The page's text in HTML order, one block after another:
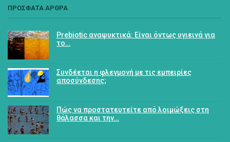
ΠΡΟΣΦΑΤΑ ΑΡΘΡΑ
Prebiotic αναψυκτικά: Είναι όντως υγιεινά για
το…
Συνδέεται η φλεγμονή με τις εμπειρίες
αποσύνδεσης;
Πώς να προστατευτείτε από λοιμώξεις στη
θάλασσα και την…